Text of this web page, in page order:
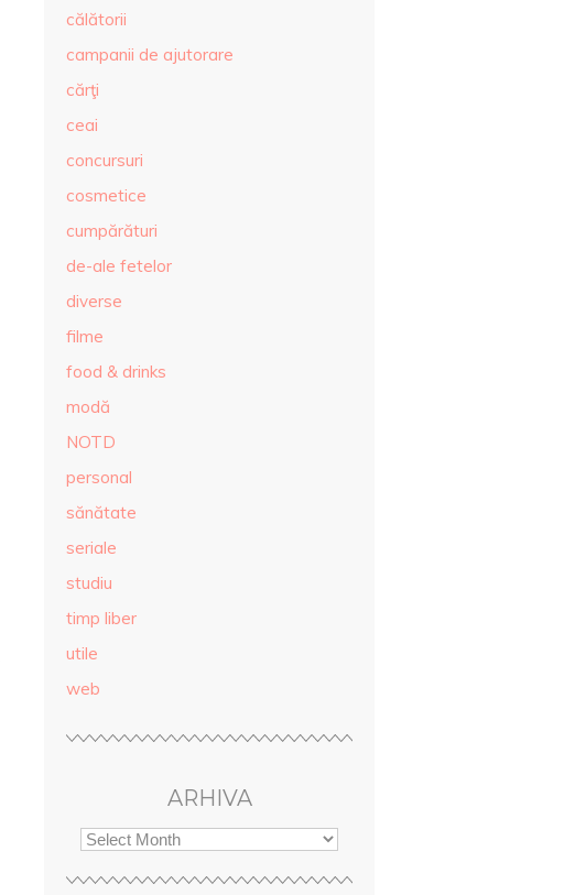
călătorii
campanii de ajutorare
cărţi
ceai
concursuri
cosmetice
cumpărături
de-ale fetelor
diverse
filme
food & drinks
modă
NOTD
personal
sănătate
seriale
studiu
timp liber
utile
web
ARHIVA